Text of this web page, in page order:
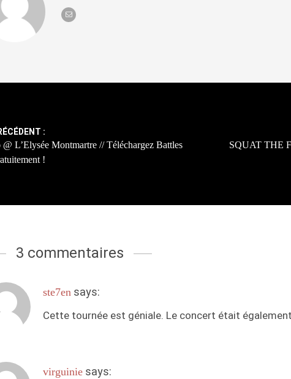
:
L’Elysée Montmartre // Téléchargez Battles
!
SQUAT THE
3 commentaires
ste7en says:
Cette tournée est géniale. Le concert était également
virguinie says: